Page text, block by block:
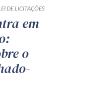
DE LICITAÇÕES
em
o